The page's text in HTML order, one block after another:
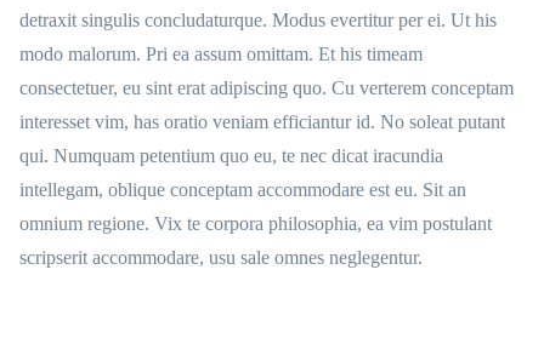
detraxit singulis concludaturque. Modus evertitur per ei. Ut his
modo malorum. Pri ea assum omittam. Et his timeam
consectetuer, eu sint erat adipiscing quo. Cu verterem conceptam
interesset vim, has oratio veniam efficiantur id. No soleat putant
qui. Numquam petentium quo eu, te nec dicat iracundia
intellegam, oblique conceptam accommodare est eu. Sit an
omnium regione. Vix te corpora philosophia, ea vim postulant
scripserit accommodare, usu sale omnes neglegentur.